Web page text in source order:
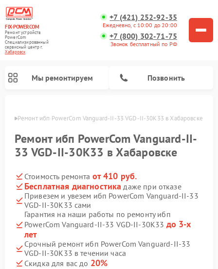
FIX-POWERCOM
Ремонт устройств
PowerCom
Специализированный
cервисный центр г.
Хабаровск
+7 (421) 252-92-35
Ежедневно, с 10:00 до 20:00
+7 (800) 302-71-75
Звонок бесплатный по РФ
Мы ремонтируем Позвонить
Ремонт ибп PowerCom Vanguard-II-33 VGD-II-30K33 в Хабаровске
Ремонт ибп PowerCom Vanguard-II-
33 VGD-II-30K33 в Хабаровске
Стоимость ремонта от 410 руб.
Бесплатная диагностика даже при отказе
Привезем и увезем ибп PowerCom Vanguard-II-33
VGD-II-30K33 сами
Гарантия на наши работы по ремонту ибп
PowerCom Vanguard-II-33 VGD-II-30K33 до 3-х
лет
Срочный ремонт ибп PowerCom Vanguard-II-33
VGD-II-30K33 в течении часа
Скидка для вас до 20%